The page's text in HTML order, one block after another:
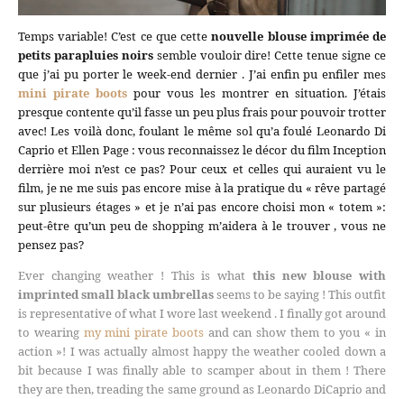
Temps variable! C’est ce que cettenouvelle blouse imprimée de
petits parapluies noirs semble vouloir dire! Cette tenue signe ce
que j’ai pu porter le week-end dernier . J’ai enfin pu enfiler mes
mini pirate boots pour vous les montrer en situation. J’étais
presque contente qu’il fasse un peu plus frais pour pouvoir trotter
avec! Les voilà donc, foulant le même sol qu’a foulé Leonardo Di
Caprio et Ellen Page : vous reconnaissez le décor du film Inception
derrière moi n’est ce pas? Pour ceux et celles qui auraient vu le
film, je ne me suis pas encore mise à la pratique du « rêve partagé
sur plusieurs étages » et je n’ai pas encore choisi mon « totem »:
peut-être qu’un peu de shopping m’aidera à le trouver , vous ne
pensez pas?
Ever changing weather ! This is what this new blouse with
imprinted small black umbrellasseems to be saying ! This outfit
is representative of what I wore last weekend . I finally got around
to wearing my mini pirate bootsand can show them to you « in
action »! I was actually almost happy the weather cooled down a
bit because I was finally able to scamper about in them ! There
they are then, treading the same ground as Leonardo DiCaprio and